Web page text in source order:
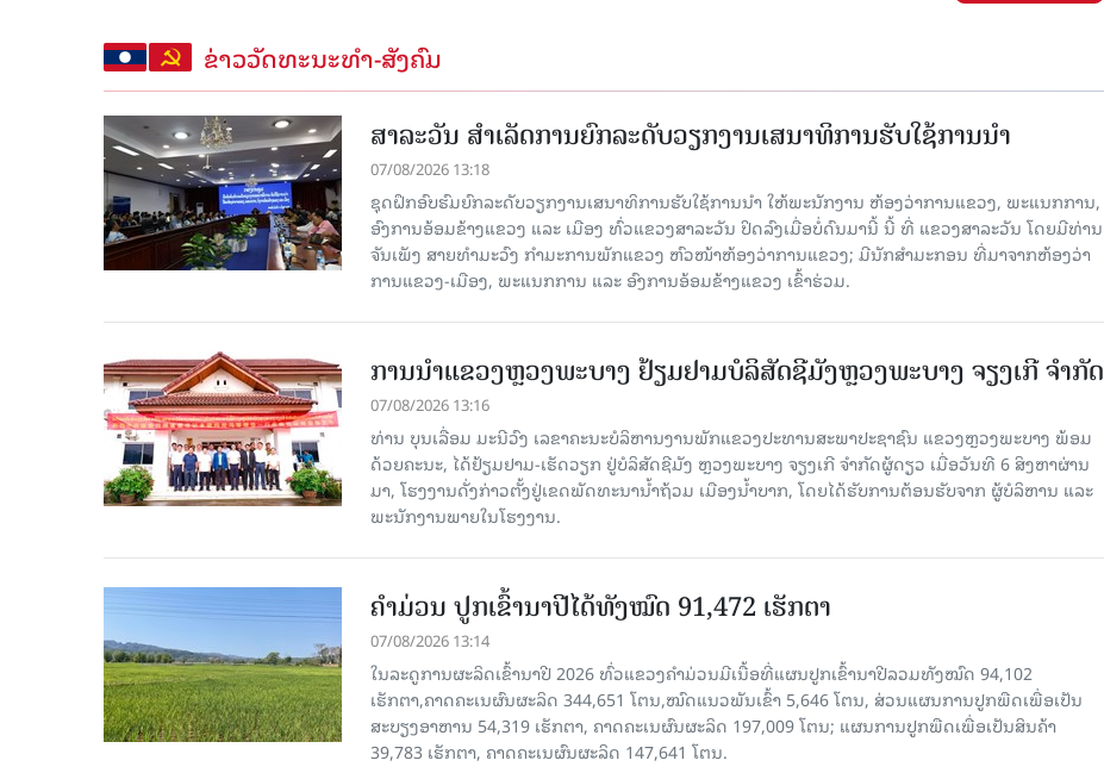
ຂ່າວວັດທະນະທຳ-ສັງຄົມ
ສາລະວັນ ສໍາເລັດການຍົກລະດັບວຽກງານເສນາທິການຮັບໃຊ້ການນໍາ
07/08/2026 13:18
ຊຸດຝຶກອົບຮົມຍົກລະດັບວຽກງານເສນາທິການຮັບໃຊ້ການນໍາ ໃຫ້ພະນັກງານ ຫ້ອງວ່າການແຂວງ, ພະແນກການ,
ອົງການອ້ອມຂ້າງແຂວງ ແລະ ເມືອງ ທົ່ວແຂວງສາລະວັນ ປິດລົງເມື່ອ​ບໍ່​ດົນ​ມາ​ນີ້ ນີ້ ທີ່ ແຂວງສາລະວັນ ໂດຍ​ມີທ່ານ
ຈັນເພັງ ສາຍທຳມະວົງ ກຳມະການພັກແຂວງ ຫົວໜ້າຫ້ອງວ່າການແຂວງ; ມີນັກສຳມະກອນ ທີ່ມາຈາກຫ້ອງວ່າ
ການແຂວງ-ເມືອງ, ພະແນກການ ແລະ ອົງການອ້ອມຂ້າງແຂວງ ເຂົ້າຮ່ວມ.
ການນຳແຂວງຫຼວງພະບາງ ຢ້ຽມ​ຢາມບໍ​ລິ​ສັດຊີມັງຫຼວງພະບາງ ຈຽງເກີ ຈໍາກັດ
07/08/2026 13:16
ທ່ານ ບຸນເລື່ອມ ມະນີວົງ ເລ​ຂາ​ຄະ​ນະ​ບໍ​ລິ​ຫານ​ງານ​ພັກແຂວງປະທານສະພາປະຊາຊົນ ແຂວງຫຼວງພະບາງ ພ້ອມ
ດ້ວຍຄະນະ, ໄດ້ຢ້ຽມຢາມ-ເຮັດວຽກ ຢູ່ບໍລິສັດຊີມັງ ຫຼວງພະບາງ ຈຽງເກີ ຈໍາກັດຜູ້ດຽວ ເມື່ອ​ວັນ​ທີ 6 ສິງ​ຫາ​ຜ່ານ​
ມາ, ໂຮງ​ງານ​ດັ່ງ​ກ່າວຕັ້ງຢູ່ເຂດພັດທະນານ້ຳຖ້ວມ ເມືອງນໍ້າບາກ, ໂດຍໄດ້ຮັບການຕ້ອນຮັບຈາກ ຜູ້ບໍລິຫານ ແລະ
ພະນັກງານພາຍໃນໂຮງງານ.
ຄໍາມ່ວນ ປູກເຂົ້ານາປີໄດ້ທັງໝົດ 91,472 ເຮັກຕາ
07/08/2026 13:14
ໃນລະດູການຜະລິດເຂົ້ານາປີ 2026 ທົ່ວແຂວງຄໍາມ່ວນມີເນື້ອທີ່ແຜນປູກເຂົ້ານາປີລວມທັງໝົດ 94,102
ເຮັກຕາ,ຄາດຄະເນຜົນຜະລິດ 344,651 ໂຕນ,ໝົດແນວພັນເຂົ້າ 5,646 ໂຕນ, ສ່ວນແຜນການປູກພືດເພື່ອເປັນ
ສະບຽງອາຫານ 54,319 ເຮັກຕາ, ຄາດຄະເນຜົນຜະລິດ 197,009 ໂຕນ; ແຜນການປູກພືດເພື່ອເປັນສິນຄ້າ
39,783 ເຮັກຕາ, ຄາດຄະເນຜົນຜະລິດ 147,641 ໂຕນ.